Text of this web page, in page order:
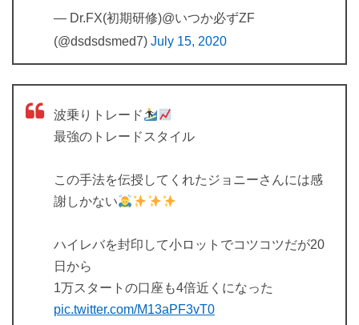
— Dr.FX(初期研修)@いつか必ずZF
(@dsdsdsmed7) July 15, 2020
波乗りトレード
最強のトレードスタイル
この手法を伝授してくれたジョニーさんには感
謝しかない
ハイレバを封印して小ロットでコツコツだが20
日から
1万スタートの口座も4倍近くになった
pic.twitter.com/M13aPF3vT0